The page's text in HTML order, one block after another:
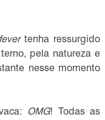
tenha ressurgido
pela natureza e
nesse momento
OMG! Todas as